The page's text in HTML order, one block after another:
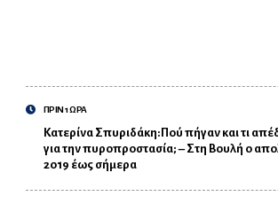
ΠΡΙΝ 1 ΩΡΑ
Κατερίνα Σπυριδάκη:Πού πήγαν και τι
για την πυροπροστασία; – Στη Βουλή ο
2019 έως σήμερα